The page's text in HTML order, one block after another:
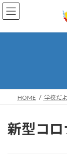
コ
ン
ン
ナ
ビ
ー
HOME 学校だ
新型コ